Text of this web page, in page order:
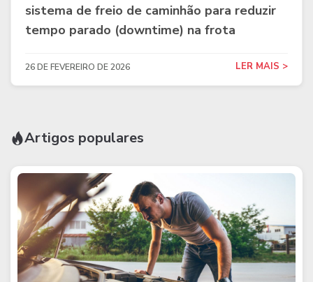
sistema de freio de caminhão para reduzir
tempo parado (downtime) na frota
26 DE FEVEREIRO DE 2026 LER MAIS >
Artigos populares